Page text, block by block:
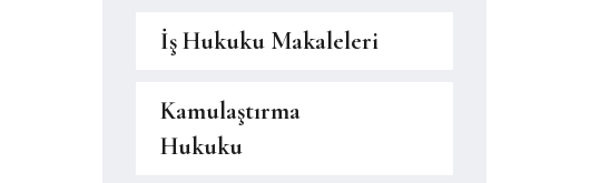
İş Hukuku Makaleleri
Kamulaştırma
Hukuku